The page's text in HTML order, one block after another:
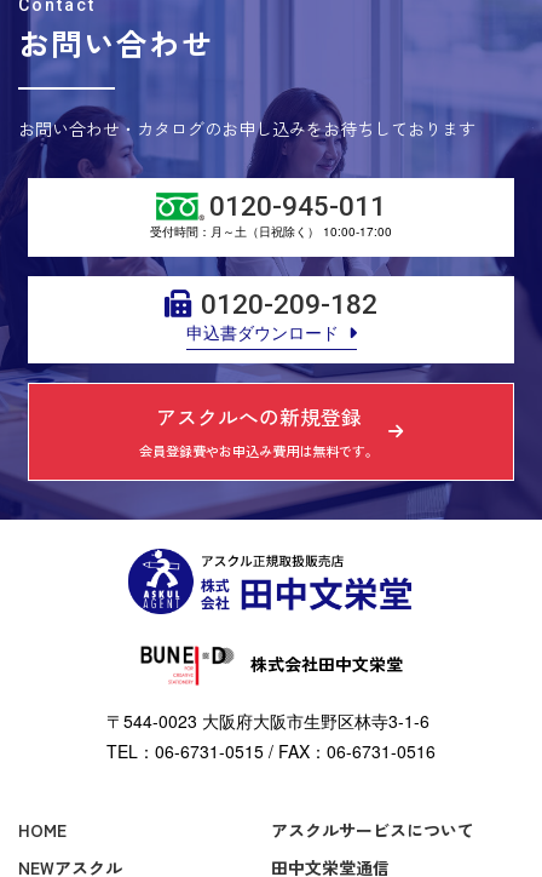
お問い合わせ
お問い合わせ・カタログのお申し込みをお待ちしております
0120-945-011
受付時間：月～土（日祝除く） 10:00-17:00
0120-209-182
申込書ダウンロード
アスクルへの新規登録
会員登録費やお申込み費用は無料です。
株式会社田中文栄堂
〒544-0023 大阪府大阪市生野区林寺3-1-6
TEL：06-6731-0515 / FAX：06-6731-0516
HOME
アスクルサービスについて
NEWアスクル
田中文栄堂通信